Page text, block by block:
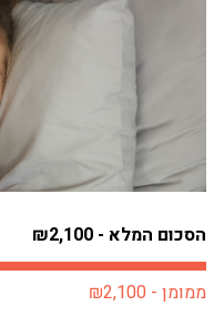
הסכום המלא - ₪2,100
ממומן - ₪2,100